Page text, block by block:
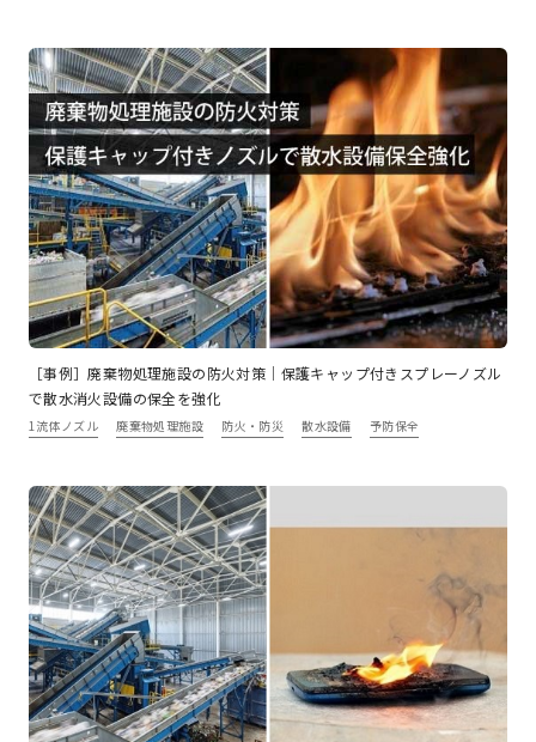
［事例］廃棄物処理施設の防火対策｜保護キャップ付きスプレーノズル
で散水消火設備の保全を強化
1流体ノズル 廃棄物処理施設 防火・防災 散水設備 予防保全